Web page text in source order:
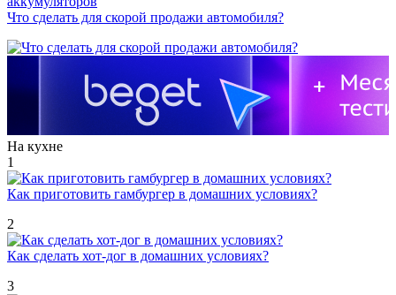
Что сделать для скорой продажи автомобиля?
На кухне
1
Как приготовить гамбургер в домашних условиях?
2
Как сделать хот-дог в домашних условиях?
3